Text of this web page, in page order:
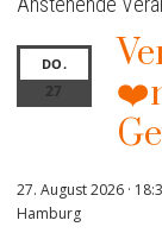
DO.
27
27. August 2026 ·
Hamburg